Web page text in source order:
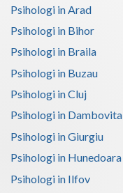
Psihologi in Arad
Psihologi in Bihor
Psihologi in Braila
Psihologi in Buzau
Psihologi in Cluj
Psihologi in Dambovita
Psihologi in Giurgiu
Psihologi in Hunedoara
Psihologi in Ilfov